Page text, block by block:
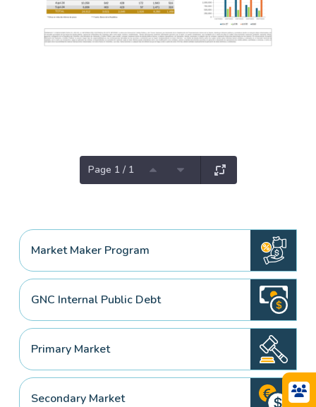
Page 1 / 1
Market Maker Program
GNC Internal Public Debt
Primary Market
Secondary Market